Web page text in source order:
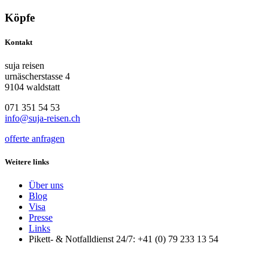
Köpfe
Kontakt
suja reisen
urnäscherstasse 4
9104 waldstatt
071 351 54 53
info@suja-reisen.ch
offerte anfragen
Weitere links
Über uns
Blog
Visa
Presse
Links
Pikett- & Notfalldienst 24/7: +41 (0) 79 233 13 54